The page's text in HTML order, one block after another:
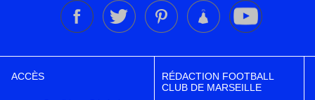
ACCÈS
RÉDACTION FOOTBALL
CLUB DE MARSEILLE